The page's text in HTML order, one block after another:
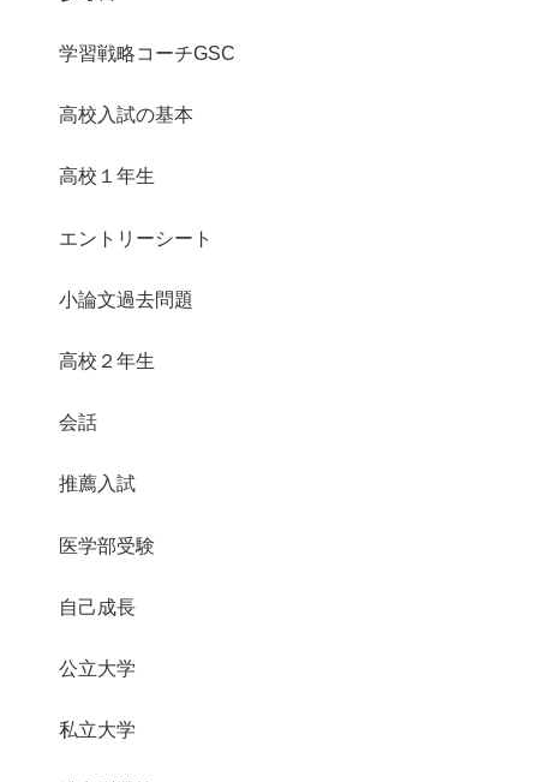
学習戦略コーチGSC
高校入試の基本
高校１年生
エントリーシート
小論文過去問題
高校２年生
会話
推薦入試
医学部受験
自己成長
公立大学
私立大学